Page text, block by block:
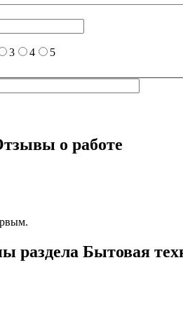
3 4 5
о работе
раздела Бытовая